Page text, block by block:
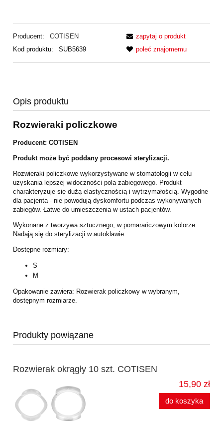
Producent:
COTISEN
Kod produktu:
SUB5639
zapytaj o produkt
poleć znajomemu
Opis produktu
Rozwieraki policzkowe
Producent: COTISEN
Produkt może być poddany procesowi sterylizacji.
Rozwieraki policzkowe wykorzystywane w stomatologii w celu
uzyskania lepszej widoczności pola zabiegowego. Produkt
charakteryzuje się dużą elastycznością i wytrzymałością. Wygodne
dla pacjenta - nie powodują dyskomfortu podczas wykonywanych
zabiegów. Łatwe do umieszczenia w ustach pacjentów.
Wykonane z tworzywa sztucznego, w pomarańczowym kolorze.
Nadają się do sterylizacji w autoklawie.
Dostępne rozmiary:
S
M
Opakowanie zawiera: Rozwierak policzkowy w wybranym,
dostępnym rozmiarze.
Produkty powiązane
Rozwierak okrągły 10 szt. COTISEN
15,90 zł
do koszyka